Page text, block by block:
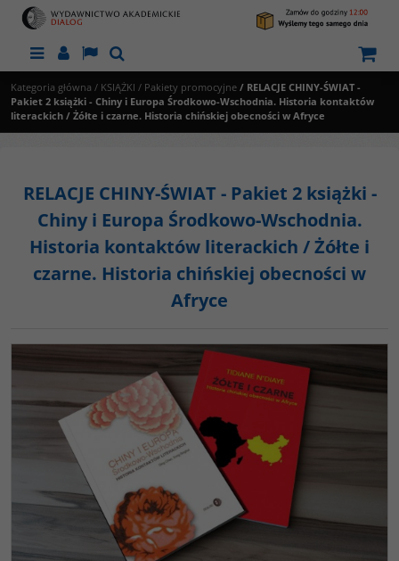
MenuPanelLangSzukaj
Kategoria główna / KSIĄŻKI / Pakiety promocyjne / RELACJE CHINY-ŚWIAT -
Pakiet 2 książki - Chiny i Europa Środkowo-Wschodnia. Historia kontaktów
literackich / Żółte i czarne. Historia chińskiej obecności w Afryce
RELACJE CHINY-ŚWIAT - Pakiet 2 książki -
Chiny i Europa Środkowo-Wschodnia.
Historia kontaktów literackich / Żółte i
czarne. Historia chińskiej obecności w
Afryce